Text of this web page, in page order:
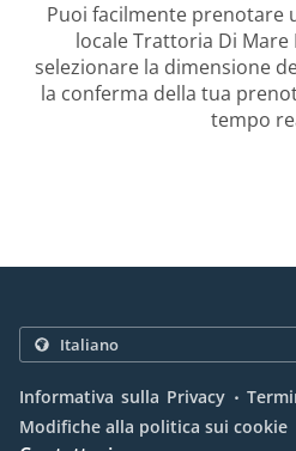
Puoi facilmente prenotare
locale Trattoria Di Mare
selezionare la dimensione
la conferma della tua
tempo
Informativa sulla Privacy .
Modifiche alla politica sui cookie